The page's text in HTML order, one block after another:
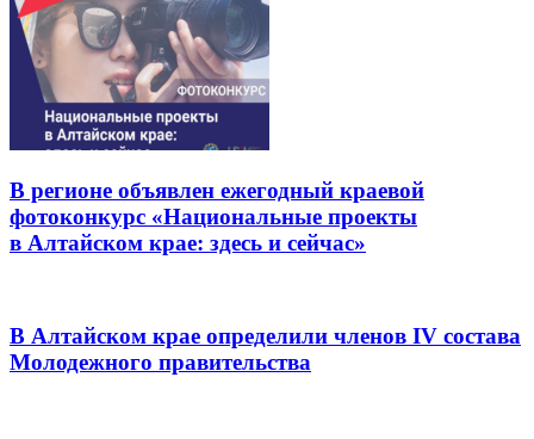
В регионе объявлен ежегодный краевой
фотоконкурс «Национальные проекты
в Алтайском крае: здесь и сейчас»
В Алтайском крае определили членов IV состава
Молодежного правительства